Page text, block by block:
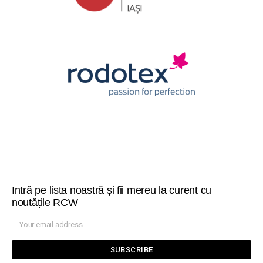
Intră pe lista noastră și fii mereu la curent cu
noutățile RCW
SUBSCRIBE